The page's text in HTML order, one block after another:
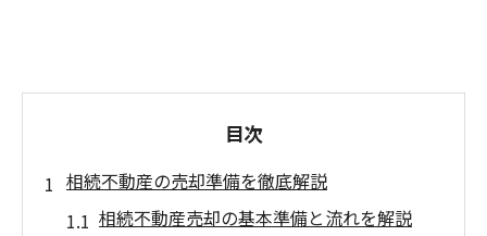
目次
相続不動産の売却準備を徹底解説
相続不動産売却の基本準備と流れを解説